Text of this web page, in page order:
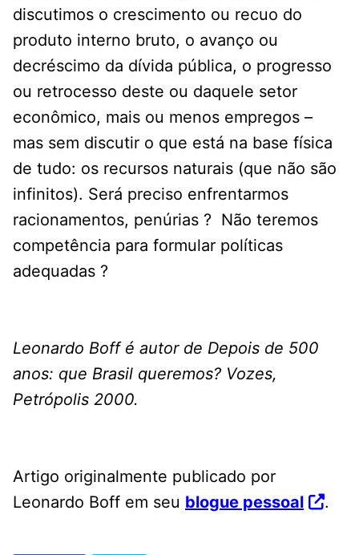
discutimos o crescimento ou recuo do
produto interno bruto, o avanço ou
decréscimo da dívida pública, o progresso
ou retrocesso deste ou daquele setor
econômico, mais ou menos empregos –
mas sem discutir o que está na base física
de tudo: os recursos naturais (que não são
infinitos). Será preciso enfrentarmos
racionamentos, penúrias ? Não teremos
competência para formular políticas
adequadas ?
Leonardo Boff é autor de Depois de 500
anos: que Brasil queremos? Vozes,
Petrópolis 2000.
Artigo originalmente publicado por
Leonardo Boff em seu blogue pessoal .